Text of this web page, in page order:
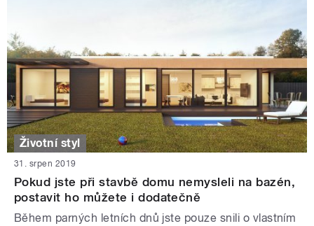
Životní styl
31. srpen 2019
Pokud jste při stavbě domu nemysleli na bazén,
postavit ho můžete i dodatečně
Během parných letních dnů jste pouze snili o vlastním